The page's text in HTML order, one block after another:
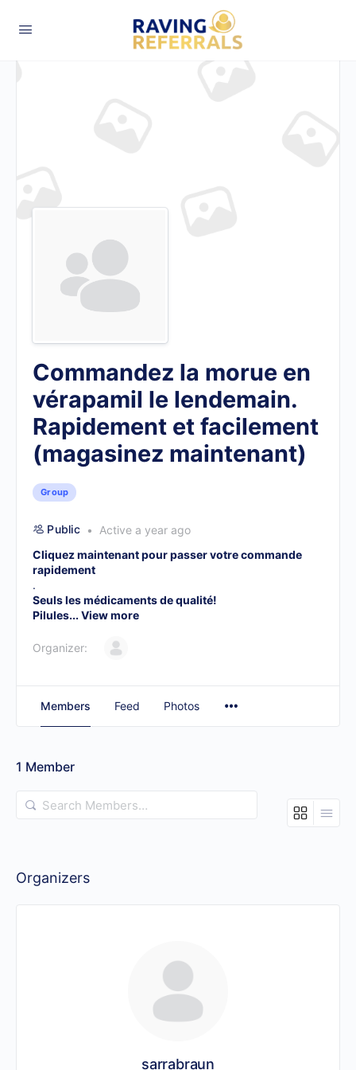
Commandez la morue en
vérapamil le lendemain.
Rapidement et facilement
(magasinez maintenant)
Group
Public
Active a year ago
Cliquez maintenant pour passer votre commande
rapidement
.
Seuls les médicaments de qualité!
Pilules... View more
Organizer:
Members Feed Photos
1 Member
Search
Members…
Organizers
sarrabraun